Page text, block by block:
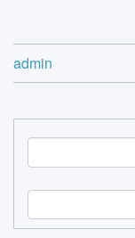
admin